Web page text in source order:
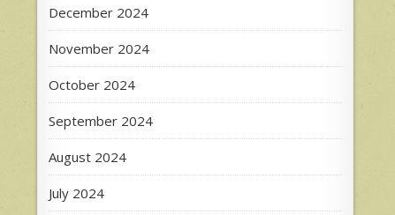
December 2024
November 2024
October 2024
September 2024
August 2024
July 2024